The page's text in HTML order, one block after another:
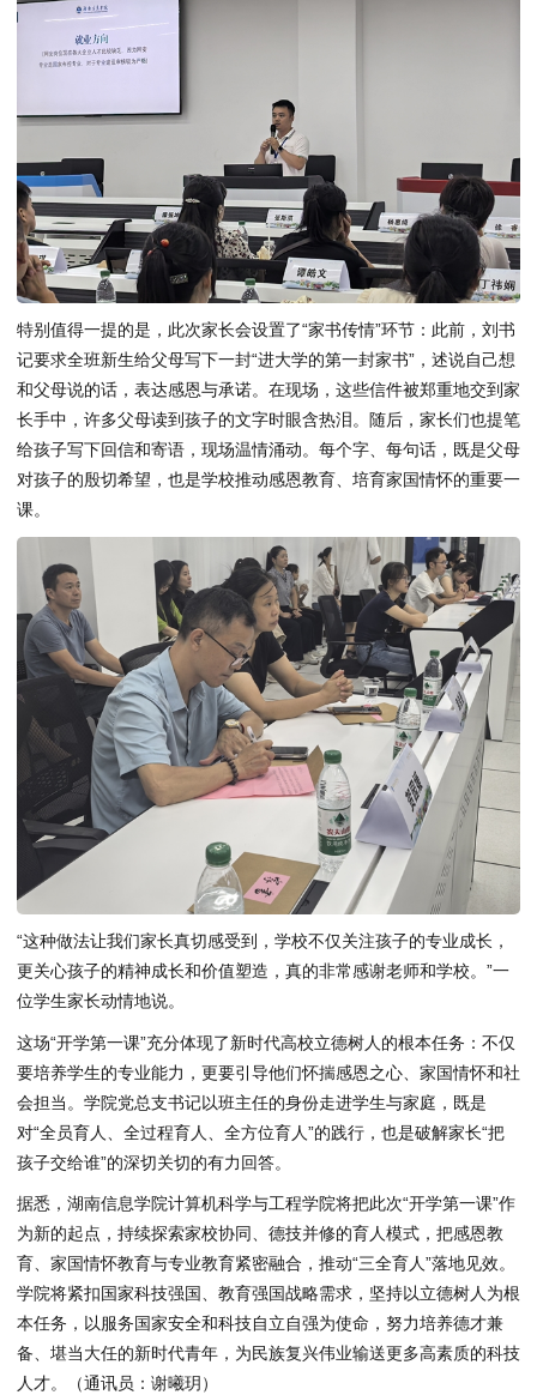
特别值得一提的是，此次家长会设置了“家书传情”环节：此前，刘书
记要求全班新生给父母写下一封“进大学的第一封家书”，述说自己想
和父母说的话，表达感恩与承诺。在现场，这些信件被郑重地交到家
长手中，许多父母读到孩子的文字时眼含热泪。随后，家长们也提笔
给孩子写下回信和寄语，现场温情涌动。每个字、每句话，既是父母
对孩子的殷切希望，也是学校推动感恩教育、培育家国情怀的重要一
课。
“这种做法让我们家长真切感受到，学校不仅关注孩子的专业成长，
更关心孩子的精神成长和价值塑造，真的非常感谢老师和学校。”一
位学生家长动情地说。
这场“开学第一课”充分体现了新时代高校立德树人的根本任务：不仅
要培养学生的专业能力，更要引导他们怀揣感恩之心、家国情怀和社
会担当。学院党总支书记以班主任的身份走进学生与家庭，既是
对“全员育人、全过程育人、全方位育人”的践行，也是破解家长“把
孩子交给谁”的深切关切的有力回答。
据悉，湖南信息学院计算机科学与工程学院将把此次“开学第一课”作
为新的起点，持续探索家校协同、德技并修的育人模式，把感恩教
育、家国情怀教育与专业教育紧密融合，推动“三全育人”落地见效。
学院将紧扣国家科技强国、教育强国战略需求，坚持以立德树人为根
本任务，以服务国家安全和科技自立自强为使命，努力培养德才兼
备、堪当大任的新时代青年，为民族复兴伟业输送更多高素质的科技
人才。（通讯员：谢曦玥）